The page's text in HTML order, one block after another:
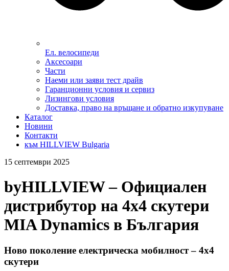
Ел. велосипеди
Аксесоари
Части
Наеми или заяви тест драйв
Гаранционни условия и сервиз
Лизингови условия
Доставка, право на връщане и обратно изкупуване
Каталог
Новини
Контакти
към HILLVIEW Bulgaria
15 септември 2025
byHILLVIEW – Официален
дистрибутор на 4х4 скутери
MIA Dynamics в България
Ново поколение електрическа мобилност – 4х4
скутери